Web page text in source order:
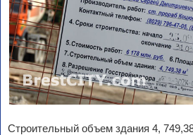
Строительный объем здания 4,